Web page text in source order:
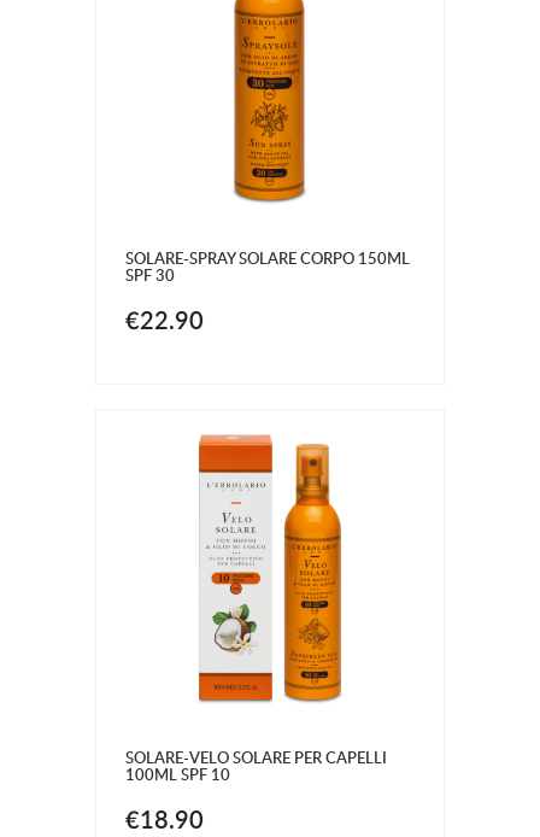
SOLARE-SPRAY SOLARE CORPO 150ML
SPF 30
€22.90
SOLARE-VELO SOLARE PER CAPELLI
100ML SPF 10
€18.90